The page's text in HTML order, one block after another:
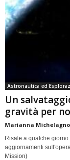
Astronautica ed
Un
gravità per
Marianna
Risale a qualche
aggiornamenti
Mission)